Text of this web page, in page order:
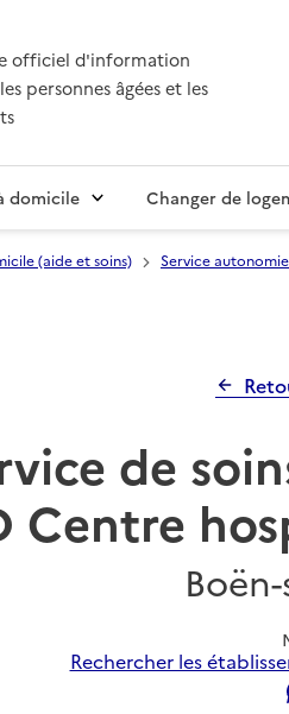
officiel d'information
personnes âgées et les
domicile Changer de
(aide et soins) Service
de
Centre
Rechercher les